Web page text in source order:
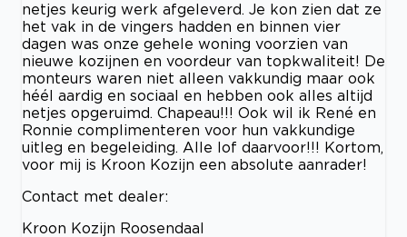
netjes keurig werk afgeleverd. Je kon zien dat ze
het vak in de vingers hadden en binnen vier
dagen was onze gehele woning voorzien van
nieuwe kozijnen en voordeur van topkwaliteit! De
monteurs waren niet alleen vakkundig maar ook
héél aardig en sociaal en hebben ook alles altijd
netjes opgeruimd. Chapeau!!! Ook wil ik René en
Ronnie complimenteren voor hun vakkundige
uitleg en begeleiding. Alle lof daarvoor!!! Kortom,
voor mij is Kroon Kozijn een absolute aanrader!
Contact met dealer:
Kroon Kozijn Roosendaal